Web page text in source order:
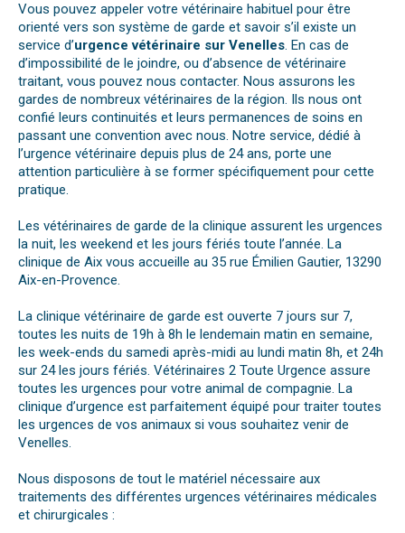
Vous pouvez appeler votre vétérinaire habituel pour être
orienté vers son système de garde et savoir s’il existe un
service d’urgence vétérinaire sur Venelles. En cas de
d’impossibilité de le joindre, ou d’absence de vétérinaire
traitant, vous pouvez nous contacter. Nous assurons les
gardes de nombreux vétérinaires de la région. Ils nous ont
confié leurs continuités et leurs permanences de soins en
passant une convention avec nous. Notre service, dédié à
l’urgence vétérinaire depuis plus de 24 ans, porte une
attention particulière à se former spécifiquement pour cette
pratique.
Les vétérinaires de garde de la clinique assurent les urgences
la nuit, les weekend et les jours fériés toute l’année. La
clinique de Aix vous accueille au 35 rue Émilien Gautier, 13290
Aix-en-Provence.
La clinique vétérinaire de garde est ouverte 7 jours sur 7,
toutes les nuits de 19h à 8h le lendemain matin en semaine,
les week-ends du samedi après-midi au lundi matin 8h, et 24h
sur 24 les jours fériés. Vétérinaires 2 Toute Urgence assure
toutes les urgences pour votre animal de compagnie. La
clinique d’urgence est parfaitement équipé pour traiter toutes
les urgences de vos animaux si vous souhaitez venir de
Venelles.
Nous disposons de tout le matériel nécessaire aux
traitements des différentes urgences vétérinaires médicales
et chirurgicales :